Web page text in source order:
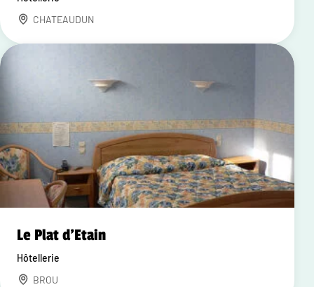
CHATEAUDUN
Le Plat d'Etain
Hôtellerie
BROU